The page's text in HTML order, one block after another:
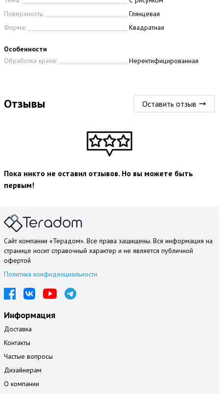
Поверхность:
Глянцевая
Форма:
Квадратная
Особенности
Обработка краев:
Неректифицированная
Отзывы Оставить отзыв
Пока никто не оставил отзывов. Но вы можете быть
первым!
Сайт компании «Терадом». Все права защищены. Вся информация на
странице носит справочный характер и не является публичной
офертой
Политика конфиденциальности
Информация
Доставка
Контакты
Частые вопросы
Дизайнерам
О компании